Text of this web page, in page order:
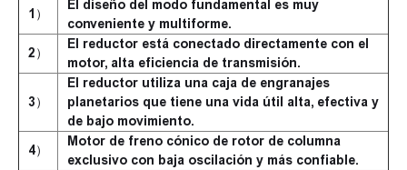
1）
El diseño del modo fundamental es muy
conveniente y multiforme.
2）
El reductor está conectado directamente con el
motor, alta eficiencia de transmisión.
3）
El reductor utiliza una caja de engranajes
planetarios que tiene una vida útil alta, efectiva y
de bajo movimiento.
4）
Motor de freno cónico de rotor de columna
exclusivo con baja oscilación y más confiable.